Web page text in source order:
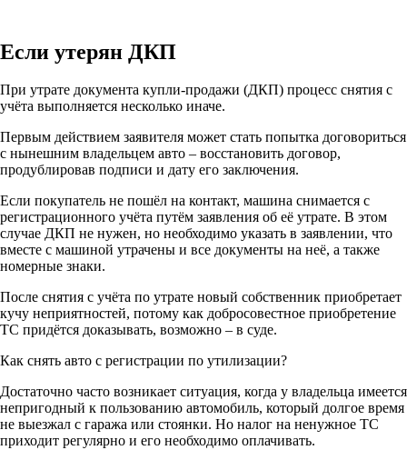
Если утерян ДКП
При утрате документа купли-продажи (ДКП) процесс снятия с
учёта выполняется несколько иначе.
Первым действием заявителя может стать попытка договориться
с нынешним владельцем авто – восстановить договор,
продублировав подписи и дату его заключения.
Если покупатель не пошёл на контакт, машина снимается с
регистрационного учёта путём заявления об её утрате. В этом
случае ДКП не нужен, но необходимо указать в заявлении, что
вместе с машиной утрачены и все документы на неё, а также
номерные знаки.
После снятия с учёта по утрате новый собственник приобретает
кучу неприятностей, потому как добросовестное приобретение
ТС придётся доказывать, возможно – в суде.
Как снять авто с регистрации по утилизации?
Достаточно часто возникает ситуация, когда у владельца имеется
непригодный к пользованию автомобиль, который долгое время
не выезжал с гаража или стоянки. Но налог на ненужное ТС
приходит регулярно и его необходимо оплачивать.